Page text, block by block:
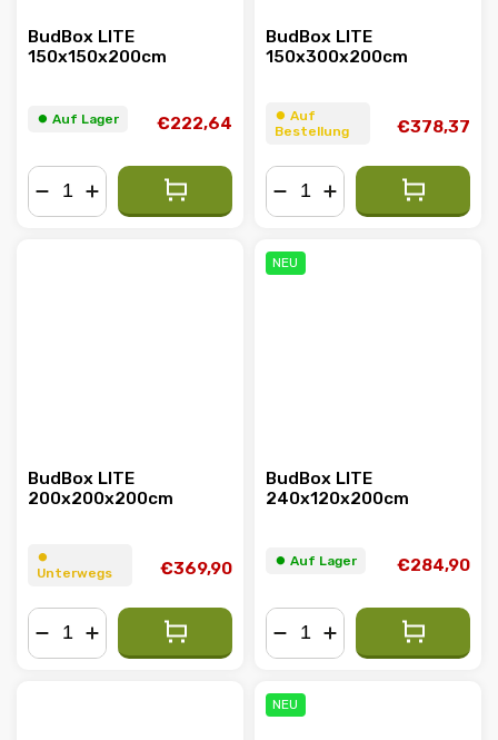
BudBox LITE
150x150x200cm
⏺︎ Auf Lager €222,64
BudBox LITE
150x300x200cm
⏺︎ Auf
Bestellung
€378,37
BudBox LITE
200x200x200cm
⏺︎
Unterwegs
€369,90
NEU
BudBox LITE
240x120x200cm
⏺︎ Auf Lager €284,90
NEU